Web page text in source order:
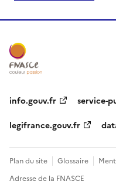
info.gouv.fr
service-
legifrance.gouv.fr
Plan du site Glossaire
Adresse de la FNASCE